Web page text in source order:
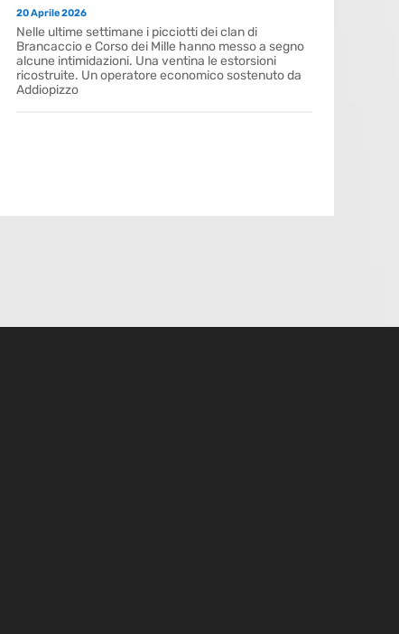
20 Aprile 2026
Nelle ultime settimane i picciotti dei clan di
Brancaccio e Corso dei Mille hanno messo a segno
alcune intimidazioni. Una ventina le estorsioni
ricostruite. Un operatore economico sostenuto da
Addiopizzo